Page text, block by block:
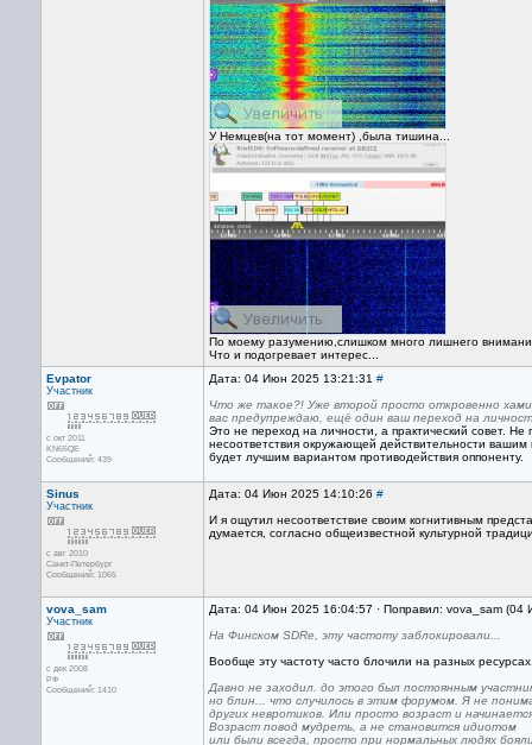
У Немцев(на тот момент) ,была тишина...
По моему разумению,слишком много лишнего
Что и подогревает интерес...
Evpator
Участник
с окт 2011
KN65QE
Сообщений: 439
Дата: 04 Июн 2025 13:21:31 #
Что же такое?! Уже второй просто откровенно
вас предупреждаю, ещё один ваш переход на
Это не переход на личности, а практический совет.
несоответствия окружающей действительности
будет лучшим вариантом противодействия оппоненту.
Sinus
Участник
с авг 2010
Санкт-Петербург
Сообщений: 1065
Дата: 04 Июн 2025 14:10:26 #
И я ощутил несоответствие своим когнитивным
думается, согласно общеизвестной культурной
vova_sam
Участник
с дек 2008
РФ
Сообщений: 1410
Дата: 04 Июн 2025 16:04:57 · Поправил: vova_sam
На Финском SDRе, эту частоту заблокировали...
Вообще эту частоту часто блочили на разных
Давно не заходил. до этого был постоянным
но блин... что случилось в этим форумом. Я не
других невротиков. Или просто возраст и
Возраст повод мудреть, а не становится идиотом
или были всегда, просто при нормальных людях